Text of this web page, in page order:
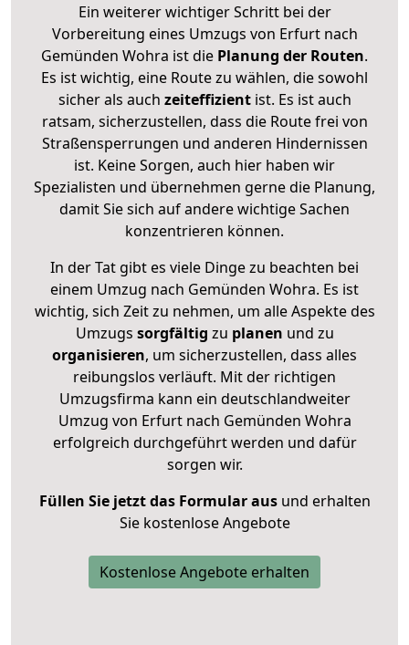
Ein weiterer wichtiger Schritt bei der
Vorbereitung eines Umzugs von Erfurt nach
Gemünden Wohra ist die Planung der Routen.
Es ist wichtig, eine Route zu wählen, die sowohl
sicher als auch zeiteffizientist. Es ist auch
ratsam, sicherzustellen, dass die Route frei von
Straßensperrungen und anderen Hindernissen
ist. Keine Sorgen, auch hier haben wir
Spezialisten und übernehmen gerne die Planung,
damit Sie sich auf andere wichtige Sachen
konzentrieren können.
In der Tat gibt es viele Dinge zu beachten bei
einem Umzug nach Gemünden Wohra. Es ist
wichtig, sich Zeit zu nehmen, um alle Aspekte des
Umzugs sorgfältig zu planen und zu
organisieren, um sicherzustellen, dass alles
reibungslos verläuft. Mit der richtigen
Umzugsfirma kann ein deutschlandweiter
Umzug von Erfurt nach Gemünden Wohra
erfolgreich durchgeführt werden und dafür
sorgen wir.
Füllen Sie jetzt das Formular ausund erhalten
Sie kostenlose Angebote
Kostenlose Angebote erhalten